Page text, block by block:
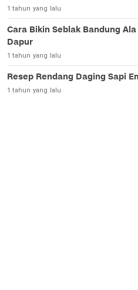
1 tahun yang lalu
Cara Bikin Seblak Bandung
Dapur
1 tahun yang lalu
Resep Rendang Daging Sapi
1 tahun yang lalu